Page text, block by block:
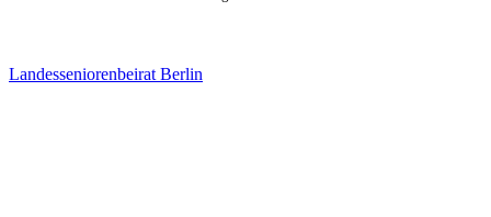
Landesseniorenbeirat Berlin